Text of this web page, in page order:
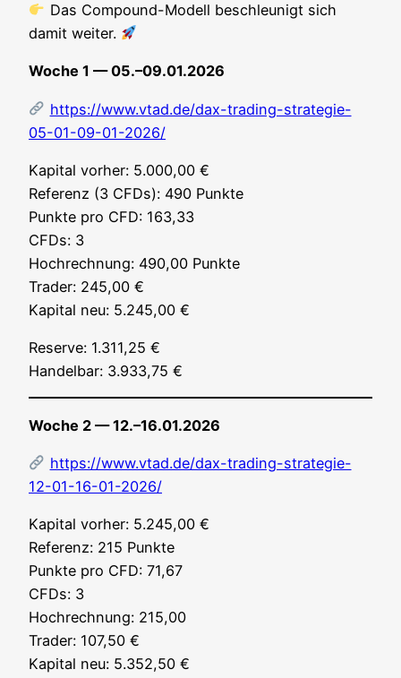
Das Com­pound-Modell beschleu­nigt sich
damit weiter.
Woche 1 — 05.–09.01.2026
https://www.vtad.de/dax-trading-strategie-
05-01-09-01-2026/
Kapi­tal vor­her: 5.000,00 €
Refe­renz (3 CFDs): 490 Punk­te
Punk­te pro CFD: 163,33
CFDs: 3
Hoch­rech­nung: 490,00 Punk­te
Trader: 245,00 €
Kapi­tal neu: 5.245,00 €
Reser­ve: 1.311,25 €
Han­del­bar: 3.933,75 €
Woche 2 — 12.–16.01.2026
https://www.vtad.de/dax-trading-strategie-
12-01-16-01-2026/
Kapi­tal vor­her: 5.245,00 €
Refe­renz: 215 Punk­te
Punk­te pro CFD: 71,67
CFDs: 3
Hoch­rech­nung: 215,00
Trader: 107,50 €
Kapi­tal neu: 5.352,50 €